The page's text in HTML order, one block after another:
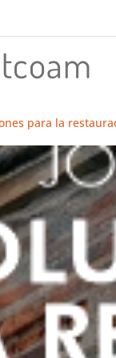
para la